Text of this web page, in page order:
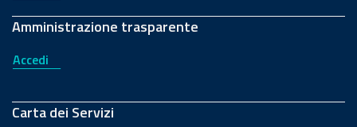
Amministrazione trasparente
Accedi
Carta dei Servizi